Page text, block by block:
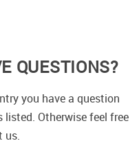
QUESTIONS?
you have a question
Otherwise feel free
us.